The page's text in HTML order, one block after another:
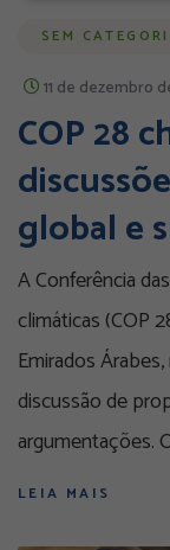
SEM
11 de dezembro
COP 28
global e
A Conferência
climáticas (COP
Emirados
discussão de
argumentações.
LEIA MAIS